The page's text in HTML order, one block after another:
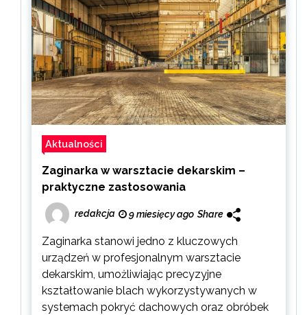
Aktualności
Zaginarka w warsztacie dekarskim –
praktyczne zastosowania
redakcja 9 miesięcy ago Share
Zaginarka stanowi jedno z kluczowych
urządzeń w profesjonalnym warsztacie
dekarskim, umożliwiając precyzyjne
kształtowanie blach wykorzystywanych w
systemach pokryć dachowych oraz obróbek